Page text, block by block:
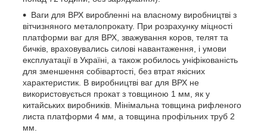
Ваги для ВРХ виробленні на власному виробництві з
вітчизняного металопрокату. При розрахунку міцності
платформи ваг для ВРХ, зважування коров, телят та
бичків, враховувались силові навантаження, і умови
експлуатації в Україні, а також робилось уніфікованість
для зменшення собівартості, без втрат якісних
характеристик. В виробництві ваг для ВРХ не
використовується прокат з товщиною 1 мм, як у
китайських виробників. Мінімальна товщина рифленого
листа платформи 4 мм, а товщина профільних труб 2
мм.